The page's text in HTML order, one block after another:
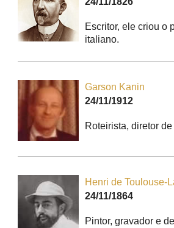
Escritor, ele criou o
italiano.
Garson Kanin
24/11/1912
Roteirista, diretor
Henri de Toulouse-
24/11/1864
Pintor, gravador e